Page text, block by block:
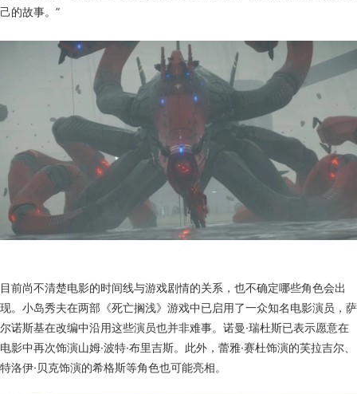
己的故事。”
目前尚不清楚电影的时间线与游戏剧情的关系，也不确定哪些角色会出
现。小岛秀夫在两部《死亡搁浅》游戏中已启用了一众知名电影演员，萨
尔诺斯基在改编中沿用这些演员也并非难事。诺曼·瑞杜斯已表示愿意在
电影中再次饰演山姆·波特·布里吉斯。此外，蕾雅·赛杜饰演的芙拉吉尔、
特洛伊·贝克饰演的希格斯等角色也可能亮相。